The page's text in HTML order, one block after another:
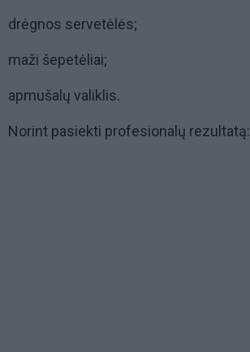
drėgnos servetėlės;
maži šepetėliai;
apmušalų valiklis.
Norint pasiekti profesionalų rezultatą: